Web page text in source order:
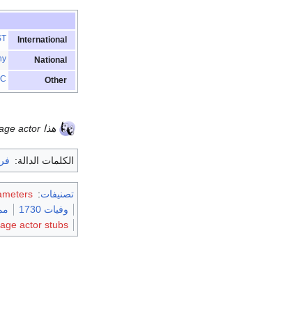
International
National
Other
هذا article about a French stage actor هو
الكلمات الدالة:
تصنيفات:
وفيات 1730
actor stubs